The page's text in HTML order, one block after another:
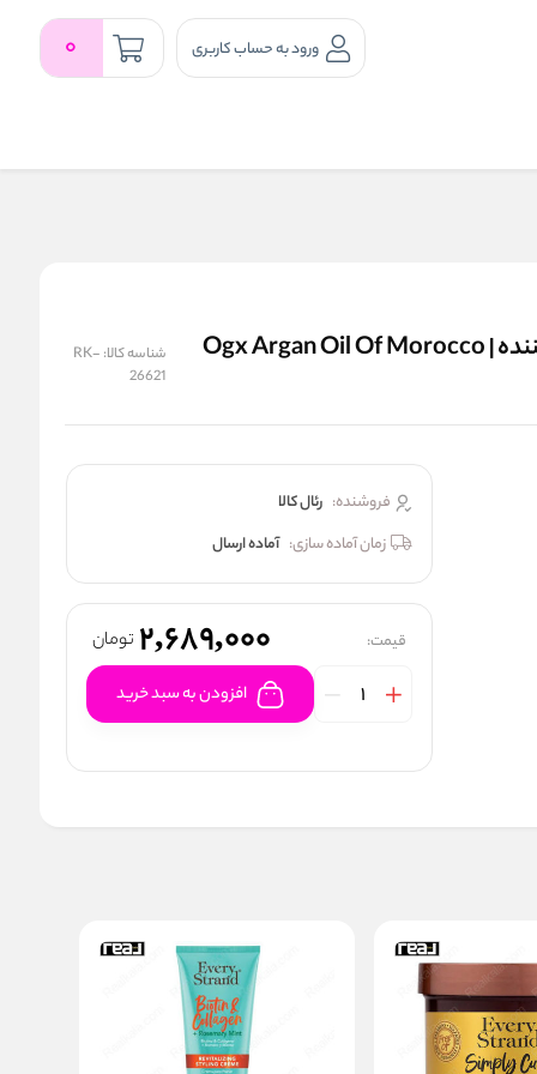
ورود به حساب کاربری 0
کرم مو آرگان او جی ایکس حالت‌ دهنده و درخشان‌ کننده | Ogx Argan Oil Of Morocco
شناسه کالا: RK-
26621
فروشنده: رئال كالا
زمان آماده سازی: آماده ارسال
قیمت: 2,689,000 تومان
افزودن به سبد خرید